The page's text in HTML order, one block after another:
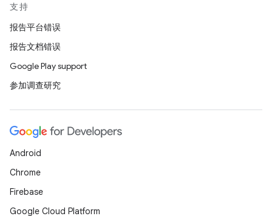
支持
报告平台错误
报告文档错误
Google Play support
参加调查研究
Android
Chrome
Firebase
Google Cloud Platform